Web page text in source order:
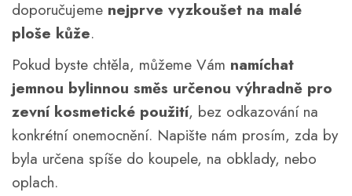
doporučujeme nejprve vyzkoušet na malé
ploše kůže.
Pokud byste chtěla, můžeme Vám namíchat
jemnou bylinnou směs určenou výhradně pro
zevní kosmetické použití, bez odkazování na
konkrétní onemocnění. Napište nám prosím, zda by
byla určena spíše do koupele, na obklady, nebo
oplach.